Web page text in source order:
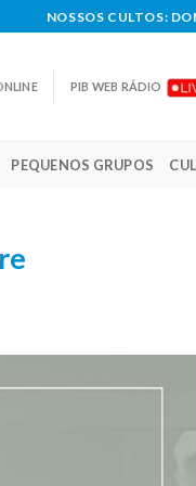
NOSSOS CULTOS:
PIB WEB RÁDIO
PEQUENOS GRUPOS